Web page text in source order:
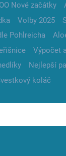
Nové začátky
Volby 2025
Pohlreicha
Výpočet
Nejlepší
koláč